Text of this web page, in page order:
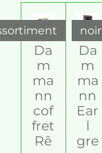
o
n
s s s s
Da
m
ma
nn
cof
fret
Rê
noir
Da
m
ma
nn
Ear
l
gre